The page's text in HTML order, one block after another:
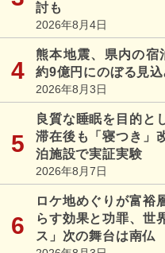
討も
2026年8月4日
熊本地震、県内の宿
約9億円にのぼる見
2026年8月3日
良質な睡眠を目的と
滞在後も「寝つき」
泊施設で実証実験
2026年8月7日
ロケ地めぐりが富裕
らす効果と功罪、世
ス」次の舞台は南仏